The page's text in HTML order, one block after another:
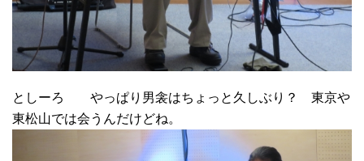
としーろ やっぱり男衾はちょっと久しぶり？ 東京や
東松山では会うんだけどね。